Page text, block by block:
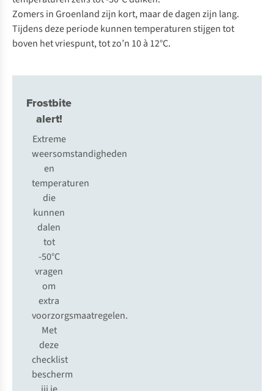
Zomers in Groenland zijn kort, maar de dagen zijn lang.
Tijdens deze periode kunnen temperaturen stijgen tot
boven het vriespunt, tot zo’n 10 à 12°C.
Frostbite
alert!
Extreme
weersomstandigheden
en
temperaturen
die
kunnen
dalen
tot
-50°C
vragen
om
extra
voorzorgsmaatregelen.
Met
deze
checklist
bescherm